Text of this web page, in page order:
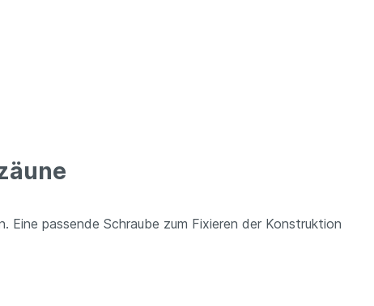
Eine passende Schraube zum Fixieren der Konstruktion